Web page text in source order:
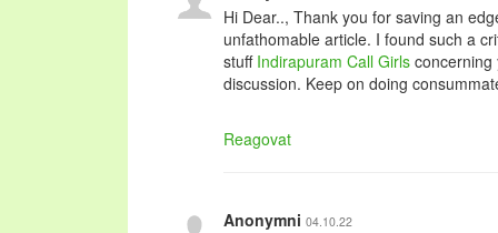
Hi Dear.., Thank you for saving an
unfathomable article. I found such a
stuffIndirapuram Call Girls concerning
discussion. Keep on doing
Reagovat
Anonymni 04.10.22